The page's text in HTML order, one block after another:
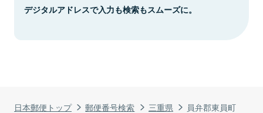
日本郵便トップ 郵便番号検索 三重県 員弁郡東員町
デジタルアドレスで入力も検索もスムーズに。